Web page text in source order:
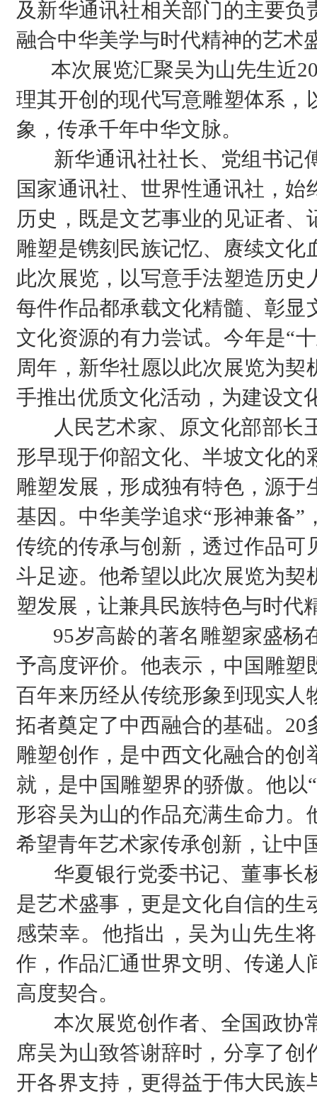
及新华通讯社相关部门的主要
融合中华美学与时代精神的艺术
本次展览汇聚吴为山先生近
理其开创的现代写意雕塑体系，
象，传承千年中华文脉。
新华通讯社社长、党组书记
国家通讯社、世界性通讯社，
历史，既是文艺事业的见证者
雕塑是镌刻民族记忆、赓续文
此次展览，以写意手法塑造历
每件作品都承载文化精髓、彰显
文化资源的有力尝试。今年是“
周年，新华社愿以此次展览为
手推出优质文化活动，为建设文
人民艺术家、原文化部部长
形早现于仰韶文化、半坡文化
雕塑发展，形成独有特色，源
基因。中华美学追求“形神兼备
传统的传承与创新，透过作品可
斗足迹。他希望以此次展览为契
塑发展，让兼具民族特色与时代
95岁高龄的著名雕塑家盛杨
予高度评价。他表示，中国雕塑
百年来历经从传统形象到现实人
拓者奠定了中西融合的基础。
雕塑创作，是中西文化融合的
就，是中国雕塑界的骄傲。他以
形容吴为山的作品充满生命力
希望青年艺术家传承创新，让中
华夏银行党委书记、董事长
是艺术盛事，更是文化自信的
感荣幸。他指出，吴为山先生
作，作品汇通世界文明、传递人
高度契合。
本次展览创作者、全国政协
席吴为山致答谢辞时，分享了
开各界支持，更得益于伟大民